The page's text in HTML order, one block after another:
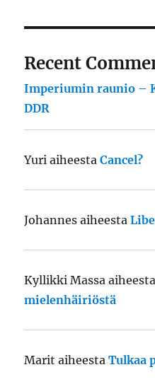
Recent
Imperiumin raunio –
DDR
Yuri aiheestaCancel?
Johannes aiheesta
Kyllikki Massa
mielenhäiriöstä
Marit aiheestaTulkaa